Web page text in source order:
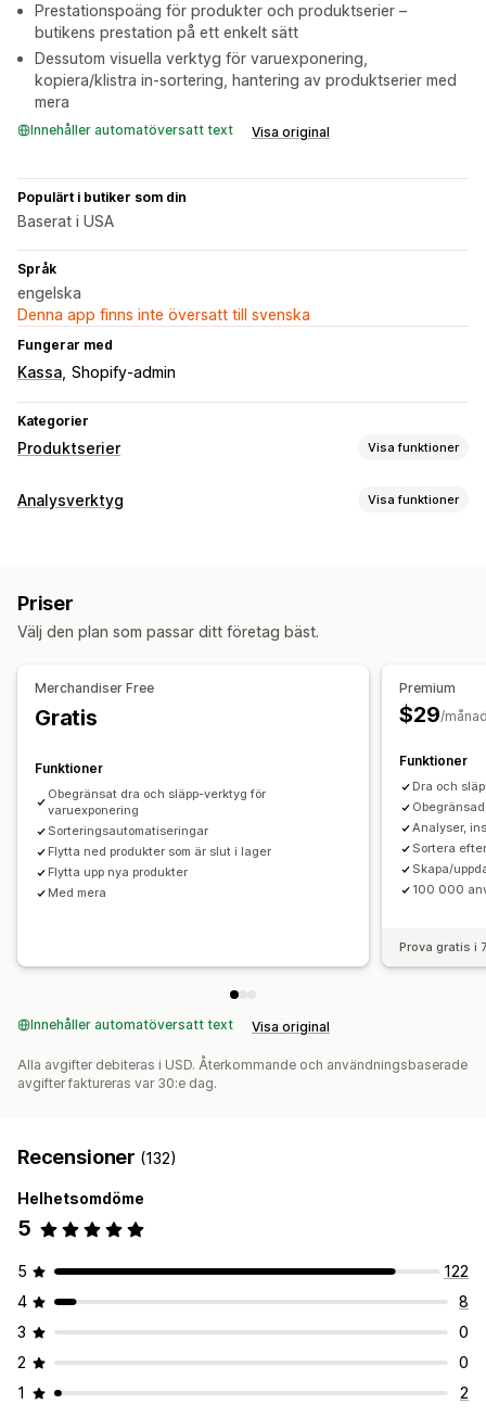
Prestationspoäng för produkter och produktserier –
butikens prestation på ett enkelt sätt
Dessutom visuella verktyg för varuexponering,
kopiera/klistra in-sortering, hantering av produktserier med
mera
Innehåller automatöversatt text Visa original
Populärt i butiker som din
Baserat i USA
Språk
engelska
Denna app finns inte översatt till svenska
Fungerar med
Kassa Shopify-admin
Kategorier
Produktserier Visa funktioner
Sorteringsåtgärder
Hantering av produktserier
Skapande av produktserier
Massredigering
A/B-testning
Analysverktyg Visa funktioner
Diagram och rapporter
Analyspanel
Priser
Välj den plan som passar ditt företag bäst.
Merchandiser Free
Gratis
Funktioner
Obegränsat dra och släpp-verktyg för
varuexponering
Sorteringsautomatiseringar
Flytta ned produkter som är slut i lager
Flytta upp nya produkter
Med mera
Premium
$29/
Funktioner
Dra och
Analyser,
Sortera
Skapa/
100 000
Prova gratis i
Innehåller automatöversatt text Visa original
Alla avgifter debiteras i USD. Återkommande och användningsbaserade
avgifter faktureras var 30:e dag.
Recensioner (132)
Helhetsomdöme
5
5
122
4
8
3
0
2
0
1
2